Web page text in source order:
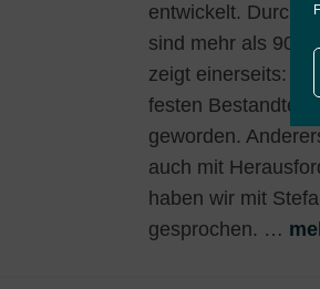
entwickelt.
sind mehr als 900
zeigt einerseits:
festen Bestandteil
geworden.
auch mit
haben wir mit
gesprochen. …